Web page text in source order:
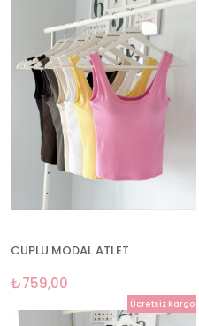
CUPLU MODAL ATLET
₺759,00
Ücretsiz Kargo